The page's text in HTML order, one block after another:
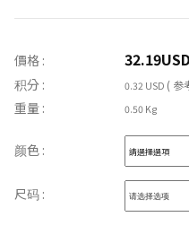
價格 : 32.19USD
积分 : 0.32 USD ( 参
重量 : 0.50 Kg
颜色 :
尺码 :